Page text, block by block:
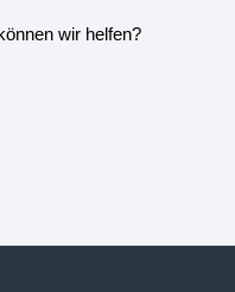
wir helfen?